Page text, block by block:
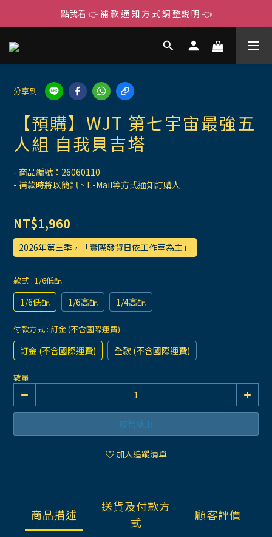
點我看 👉 補 款 通 知 方 式 調 整說 明 👈
分享到
【預購】WJT 第七宇宙最強五
人組 自我貝吉塔
- 商品編號：26060110
- 補款時將以簡訊、E-Mail等方式通知訂購人
NT$1,960
2026年第三季，「實際發貨日依工作室為主」
款式 : 1/6低配
1/6低配 1/6高配 1/4高配
付款方式 : 訂金 (不含國際運費)
訂金 (不含國際運費) 全款 (不含國際運費)
數量
販售結束
加入追蹤清單
商品描述
送貨及付款方
式
顧客評價